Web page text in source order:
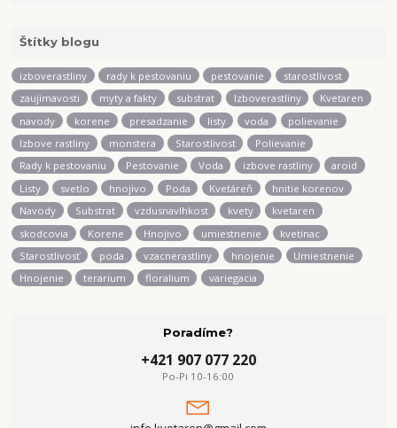
Štítky blogu
izboverastliny rady k pestovaniu pestovanie
starostlivost
zaujimavosti
myty a fakty substrat Izboverastliny
Kvetaren
navody
korene presadzanie listy voda
polievanie
Izbove rastliny
monstera Starostlivost
Polievanie
Rady k pestovaniu
Pestovanie Voda izbove rastliny
aroid
Listy
svetlo hnojivo Poda Kvetáreň
hnitie korenov
Navody
Substrat vzdusnavlhkost kvety
kvetaren
skodcovia
Korene Hnojivo umiestnenie
kvetinac
Starostlivosť
poda vzacnerastliny hnojenie
Umiestnenie
Hnojenie
terarium floralium variegacia
Poradíme?
+421 907 077 220
Po-Pi 10-16:00